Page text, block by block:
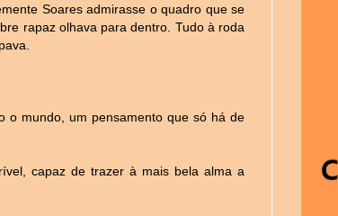
Soares admirasse o quadro que se
rapaz olhava para dentro. Tudo à roda
o mundo, um pensamento que só há de
capaz de trazer à mais bela alma a